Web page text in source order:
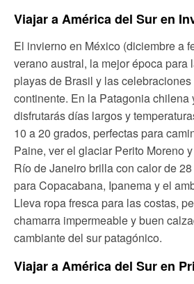
Viajar a América del Sur en
El invierno en México (diciembre a
verano austral, la mejor época para
playas de Brasil y las
continente. En la Patagonia chilena
disfrutarás días largos y
10 a 20 grados, perfectas para
Paine, ver el glaciar Perito Moreno
Río de Janeiro brilla con calor de
para Copacabana, Ipanema y el
Lleva ropa fresca para las costas,
chamarra impermeable y buen
cambiante del sur patagónico.
Viajar a América del Sur en